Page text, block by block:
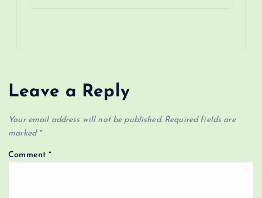
Leave a Reply
Your email address will not be published. Required fields are
marked *
Comment*